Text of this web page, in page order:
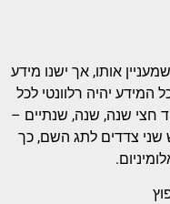
אותו, אך ישנו מידע
המידע יהיה רלוונטי לכל
חצי שנה, שנה, שנתיים –
שני צדדים לתג השם, כך